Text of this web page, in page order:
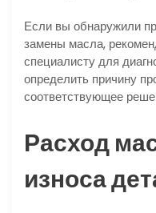
Если вы обнаружили
замены масла,
специалисту для
определить причину
соответствующее
Расход
износа